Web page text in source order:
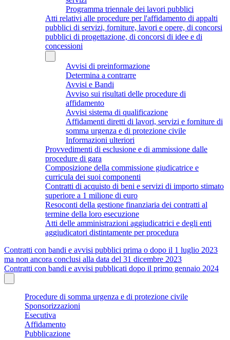
Programma triennale dei lavori pubblici
Atti relativi alle procedure per l'affidamento di appalti
pubblici di servizi, forniture, lavori e opere, di concorsi
pubblici di progettazione, di concorsi di idee e di
concessioni
Avvisi di preinformazione
Determina a contrarre
Avvisi e Bandi
Avviso sui risultati delle procedure di
affidamento
Avvisi sistema di qualificazione
Affidamenti diretti di lavori, servizi e forniture di
somma urgenza e di protezione civile
Informazioni ulteriori
Provvedimenti di esclusione e di ammissione dalle
procedure di gara
Composizione della commissione giudicatrice e
curricula dei suoi componenti
Contratti di acquisto di beni e servizi di importo stimato
superiore a 1 milione di euro
Resoconti della gestione finanziaria dei contratti al
termine della loro esecuzione
Atti delle amministrazioni aggiudicatrici e degli enti
aggiudicatori distintamente per procedura
Contratti con bandi e avvisi pubblici prima o dopo il 1 luglio 2023
ma non ancora conclusi alla data del 31 dicembre 2023
Contratti con bandi e avvisi pubblicati dopo il primo gennaio 2024
Procedure di somma urgenza e di protezione civile
Sponsorizzazioni
Esecutiva
Affidamento
Pubblicazione